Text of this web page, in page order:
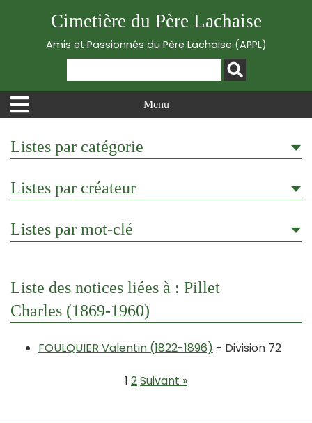
Cimetière du Père Lachaise
Amis et Passionnés du Père Lachaise (APPL)
Menu
Listes par catégorie
Listes par créateur
Listes par mot-clé
Liste des notices liées à : Pillet
Charles (1869-1960)
FOULQUIER Valentin (1822-1896) - Division 72
1 2Suivant »